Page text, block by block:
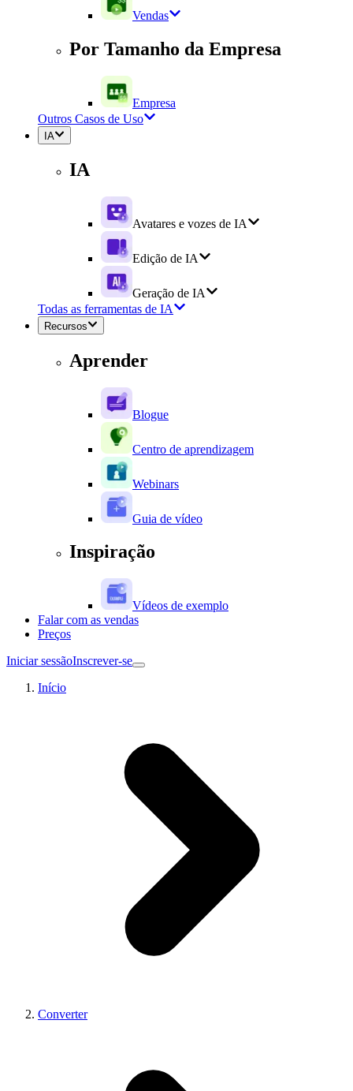
Vendas
Por Tamanho da Empresa
Empresa
Outros Casos de Uso
IA
IA
Avatares e vozes de IA
Edição de IA
Geração de IA
Todas as ferramentas de IA
Recursos
Aprender
Blogue
Centro de aprendizagem
Webinars
Guia de vídeo
Inspiração
Vídeos de exemplo
Falar com as vendas
Preços
Iniciar sessãoInscrever-se
Início
Converter